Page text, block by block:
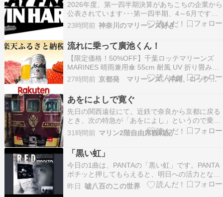
2026年度、第一四半期決算があちこちの企業から
公表されています･･･第一四半期、4～6月ですね
昨年度比で増収増益で、年度の売上／利益見込み
を上積みして見直した企業、2年ぶりに第一四半
期が黒字になった企業等々･･･様々なようです
が、全般的には上積み傾向みたいですね(^^) 一
方…
23時間前 神奈川のマリーンズ好き
流れに乗って廣池くん！
【限定価格！50%OFF】千葉ロッテマリーンズ
MARINES 晴雨兼用傘 55cm 耐風 UV 折り畳み傘
グッズ ロッテ 折りたたみ傘 軽量 晴雨兼用 風に
強い 軽い コンパクト 手動 uvカット 超軽量 超撥
水 反射 撥水 日傘 丈夫 55 傘 折りたたみ価格：
1375円（…
27時間前 京都発 マリーンズ、沖縄、ロックンロール、なblog
あをによしで寛ぐ
先日の関西遠征にて。近鉄で奈良から京都に戻る
とき、次の特急が「あをによし」というので乗
車。発車時刻が迫っていたが無事チケットを買う
ことができた。発車間際には席が結構埋まってい
た。阪急電車のようなシックな色合いでピカピカ
の外観。35分の乗車時間はあっという間に過ぎ
た。束の間の寛ぎ…
31時間前 マリン2階自由席観戦記
「黒い虹」
今日の1曲は、PANTAの「黒い虹」です。PANTA
ポチッと押してもらえると、明日への活力となり
ますにほんブログ村千葉ロッテマリーンズランキ
ング
昨日 嘘八百のこの世界